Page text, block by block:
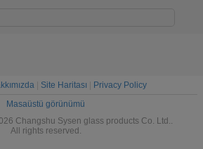
| Site Haritası
Privacy Policy
Masaüstü görünümü
Changshu Sysen glass products Co. Ltd..
All rights reserved.